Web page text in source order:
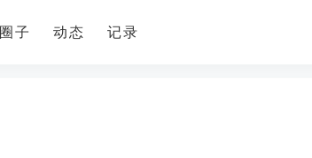
圈子 动态 记录